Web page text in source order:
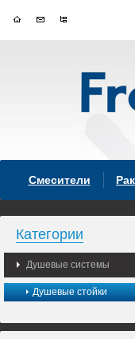
Смесители
Категории
Душевые системы
Душевые стойки